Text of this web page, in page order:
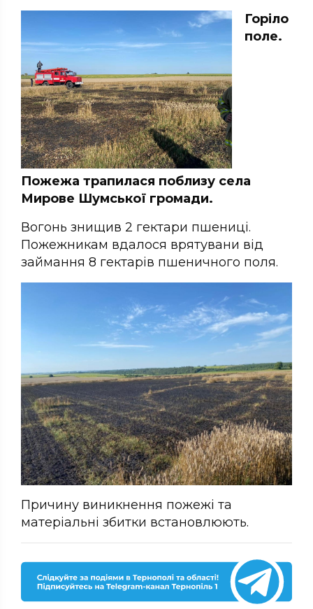
Горіло
поле.
Пожежа трапилася поблизу села
Мирове Шумської громади.
Вогонь знищив 2 гектари пшениці.
Пожежникам вдалося врятувани від
займання 8 гектарів пшеничного поля.
Причину виникнення пожежі та
матеріальні збитки встановлюють.